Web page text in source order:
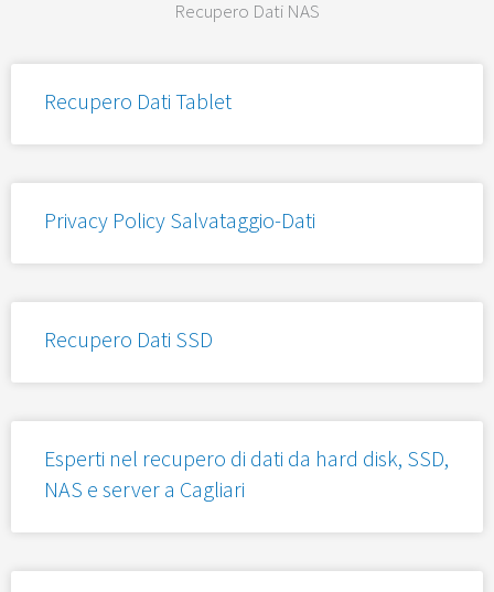
Recupero Dati NAS
Recupero Dati Tablet
Privacy Policy Salvataggio-Dati
Recupero Dati SSD
Esperti nel recupero di dati da hard disk, SSD,
NAS e server a Cagliari